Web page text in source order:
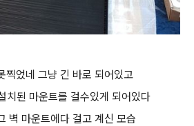
찍었네 그냥 긴 바로 되어있고
치된 마운트를 걸수있게 되어있다
벽 마운트에다 걸고 계신 모습